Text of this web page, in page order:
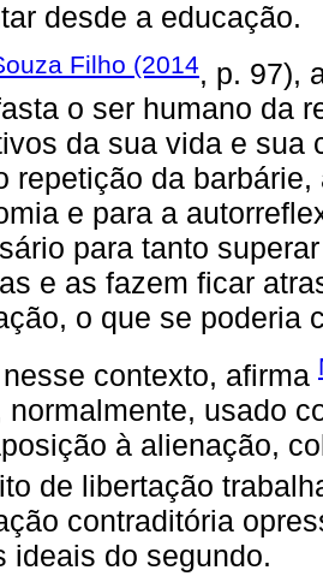
desde a educação.
Filho (2014, p. 97),
o ser humano da
da sua vida e sua
repetição da
e para a
para tanto
e as fazem ficar
o que se poderia
contexto, afirma
normalmente, usado
à alienação,
de libertação
contraditória
ideais do segundo.